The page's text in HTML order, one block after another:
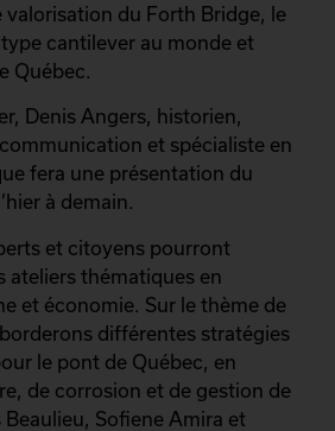
valorisation du Forth Bridge, le
cantilever au monde et
Québec.
Denis Angers, historien,
et spécialiste en
fera une présentation du
à demain.
et citoyens pourront
ateliers thématiques en
et économie. Sur le thème de
différentes stratégies
le pont de Québec, en
de corrosion et de gestion de
Sofiene Amira et